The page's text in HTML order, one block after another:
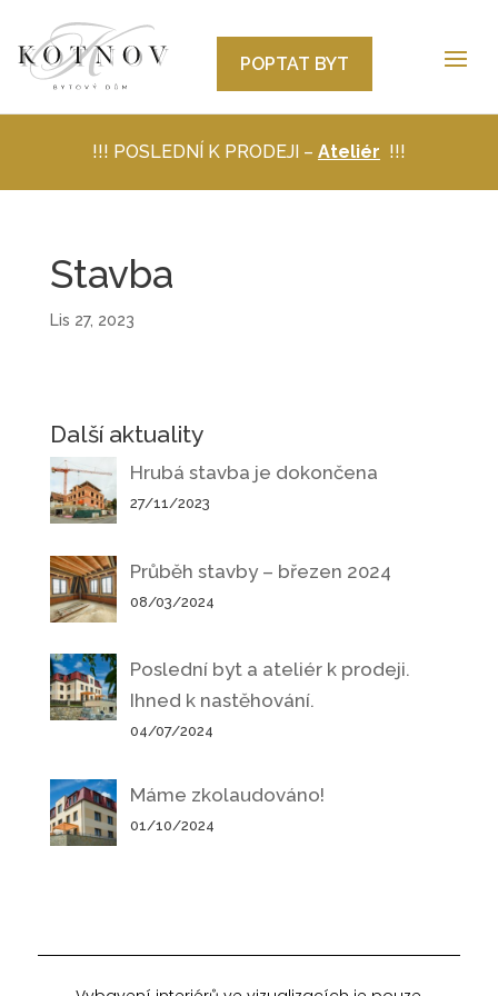
POPTAT BYT
!!! POSLEDNÍ K PRODEJI – Ateliér !!!
Stavba
Lis 27, 2023
Další aktuality
Hrubá stavba je dokončena
27/11/2023
Průběh stavby – březen 2024
08/03/2024
Poslední byt a ateliér k prodeji.
Ihned k nastěhování.
04/07/2024
Máme zkolaudováno!
01/10/2024